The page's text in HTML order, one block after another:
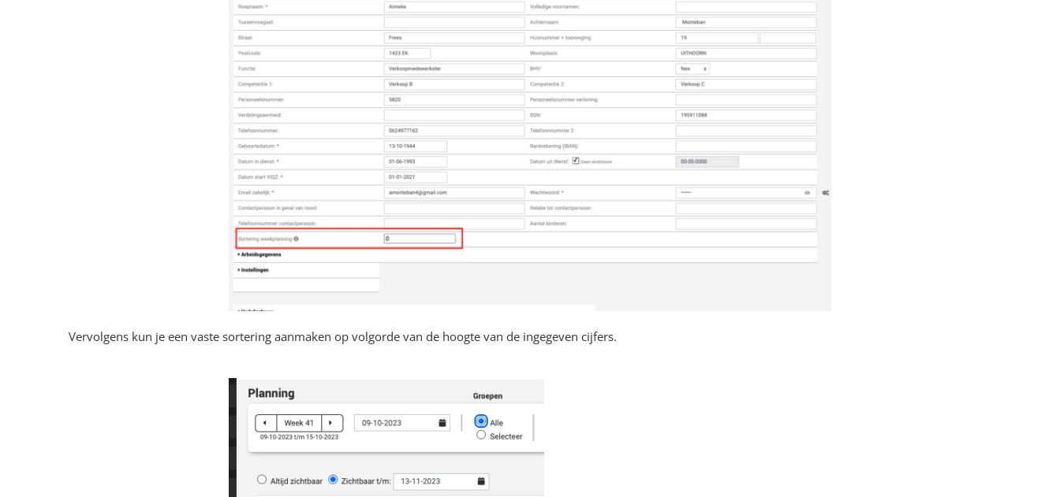
Vervolgens kun je een vaste sortering aanmaken op volgorde van de hoogte van de ingegeven cijfers.